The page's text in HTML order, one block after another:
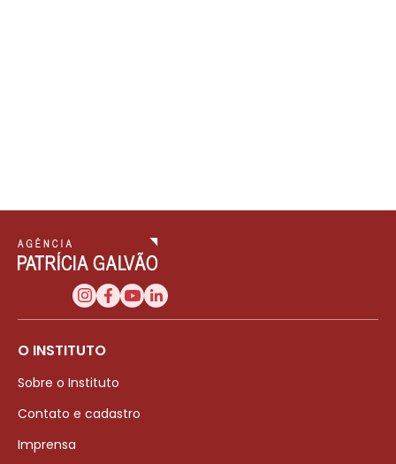
O INSTITUTO
Sobre o Instituto
Contato e cadastro
Imprensa